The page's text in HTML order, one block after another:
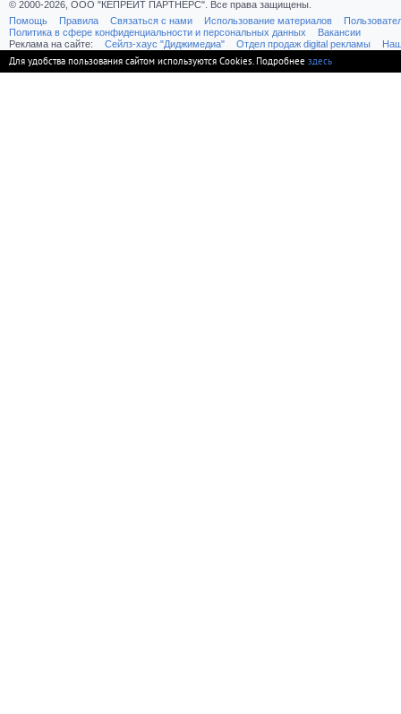
© 2000-2026, ООО "КЕПРЕЙТ ПАРТНЕРС". Все права защищены.
Помощь
Правила Связаться с нами Использование материалов
Политика в сфере конфиденциальности и персональных данных
Вакансии
Реклама на сайте:
Cейлз-хаус "Диджимедиа" Отдел продаж digital рекламы
Для удобства пользования сайтом используются Cookies. Подробнее здесь